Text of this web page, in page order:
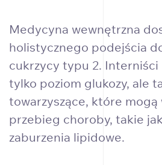
Medycyna wewnętrzna
holistycznego podejścia
cukrzycy typu 2.
tylko poziom glukozy, ale
towarzyszące, które mogą
przebieg choroby, takie
zaburzenia lipidowe.